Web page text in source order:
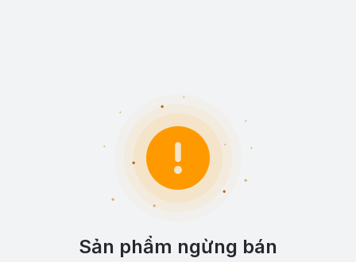
Sản phẩm ngừng bán